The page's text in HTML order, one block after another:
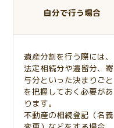
自分で行う場合
遺産分割を行う際には、
法定相続分や遺留分、寄
与分といった決まりごと
を把握しておく必要があ
ります。
不動産の相続登記（名義